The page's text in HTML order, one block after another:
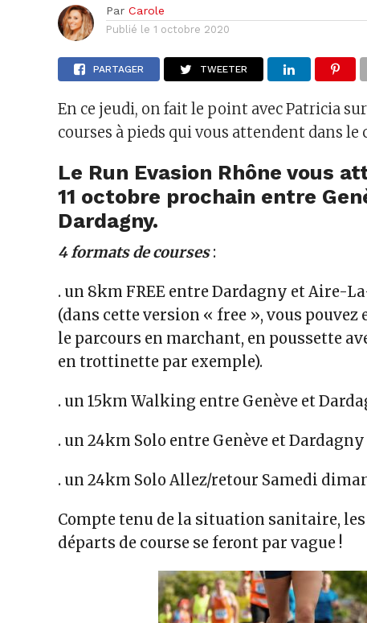
Par Carole
Publié le 1 octobre 2020
PARTAGER TWEETER
En ce jeudi, on fait le point avec Patricia
courses à pieds qui vous attendent dans le
Le Run Evasion Rhône vous
11 octobre prochain entre
Dardagny.
4 formats de courses:
. un 8km FREE entre Dardagny et Aire-
(dans cette version « free », vous pouvez
le parcours en marchant, en poussette
en trottinette par exemple).
. un15km Walking entre Genève et
. un24km Solo entre Genève et
. un24km SoloAllez/retour Samedi
Compte tenu de la situation sanitaire,
départs de course se feront par vague !